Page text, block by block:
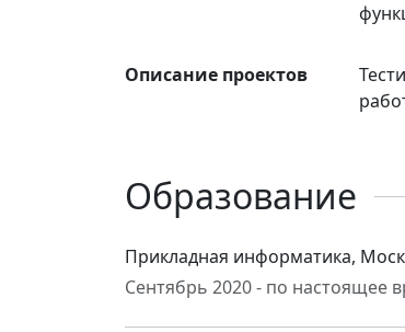
Описание проектов
Образование
Прикладная информатика,
Сентябрь 2020 - по настоящее